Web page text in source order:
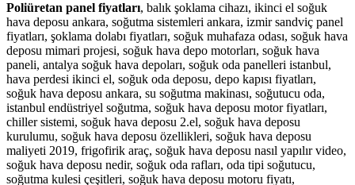
Poliüretan panel fiyatları, balık şoklama cihazı, ikinci el soğuk
hava deposu ankara, soğutma sistemleri ankara, izmir sandviç panel
fiyatları, şoklama dolabı fiyatları, soğuk muhafaza odası, soğuk hava
deposu mimari projesi, soğuk hava depo motorları, soğuk hava
paneli, antalya soğuk hava depoları, soğuk oda panelleri istanbul,
hava perdesi ikinci el, soğuk oda deposu, depo kapısı fiyatları,
soğuk hava deposu ankara, su soğutma makinası, soğutucu oda,
istanbul endüstriyel soğutma, soğuk hava deposu motor fiyatları,
chiller sistemi, soğuk hava deposu 2.el, soğuk hava deposu
kurulumu, soğuk hava deposu özellikleri, soğuk hava deposu
maliyeti 2019, frigofirik araç, soğuk hava deposu nasıl yapılır video,
soğuk hava deposu nedir, soğuk oda rafları, oda tipi soğutucu,
soğutma kulesi çeşitleri, soğuk hava deposu motoru fiyatı,